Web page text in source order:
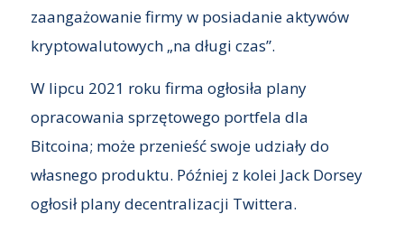
zaangażowanie firmy w posiadanie aktywów
kryptowalutowych „na długi czas”.
W lipcu 2021 roku firma ogłosiła plany
opracowania sprzętowego portfela dla
Bitcoina; może przenieść swoje udziały do
własnego produktu. Później z kolei Jack Dorsey
ogłosił plany decentralizacji Twittera.